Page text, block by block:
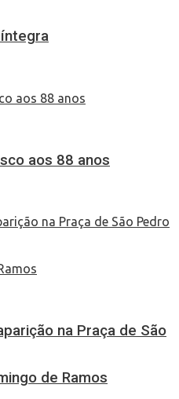
aos 88 anos
na Praça de São
de Ramos